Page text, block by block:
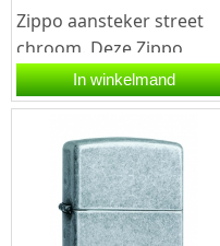
Zippo aansteker street
chroom. Deze Zippo
aansteker heeft een mat
zilveren afwerking met...
In winkelmand